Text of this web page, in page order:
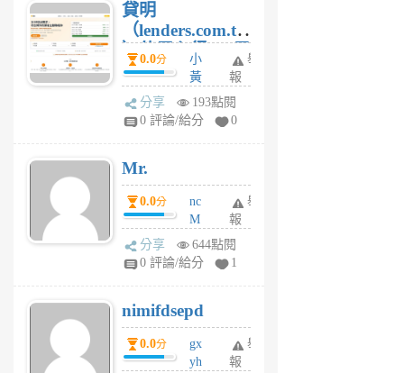
貸明
（lenders.com.tw
）使用心得 — 民
間貸款比較平台
體驗
0.0分
小
黃
蜂
1
舉
報
分享
193點閱
0 評論/給分
0
Mr.
0.0分
nc
M
U
F
U
5
個
月
舉
報
分享
644點閱
0 評論/給分
1
nimifdsepd
0.0分
gx
yh
舉
報